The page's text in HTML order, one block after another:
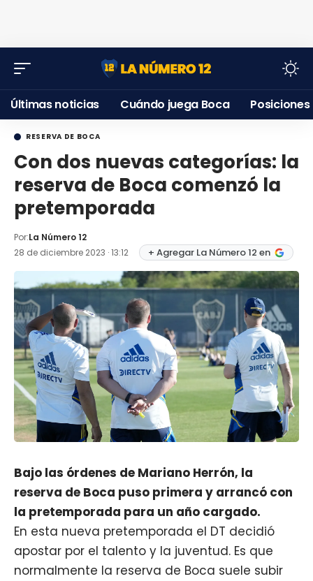
Últimas noticias Cuándo juega Boca Posiciones
RESERVA DE BOCA
Con dos nuevas categorías: la
reserva de Boca comenzó la
pretemporada
Por:La Número 12
28 de diciembre 2023 · 13:12
+ Agregar La Número 12 en
Bajo las órdenes de Mariano Herrón, la
reserva de Boca puso primera y arrancó con
la pretemporada para un año cargado.
En esta nueva pretemporada el DT decidió
apostar por el talento y la juventud. Es que
normalmente la reserva de Boca suele subir